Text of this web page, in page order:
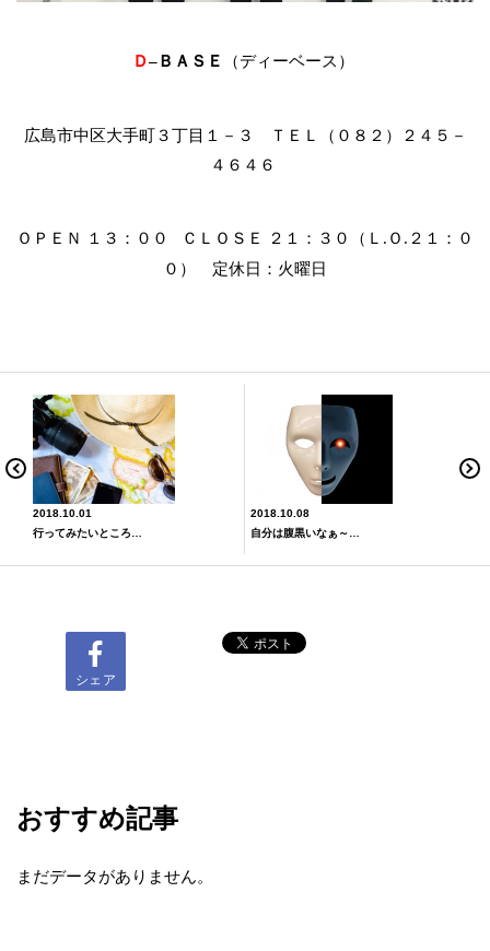
Ｄ–ＢＡＳＥ （ディーベース）
広島市中区大手町３丁目１－３ ＴＥＬ（０８２）２４５－
４６４６
ＯＰＥＮ １３：００ ＣＬＯＳＥ ２１：３０（Ｌ . Ｏ . ２１：０
０） 定休日：火曜日
2018.10.01
行ってみたいところはどこ？
2018.10.08
自分は腹黒いなぁ～と感じた瞬間Ψ(｀∀´)Ψｹｹｹ
シェア
おすすめ記事
まだデータがありません。